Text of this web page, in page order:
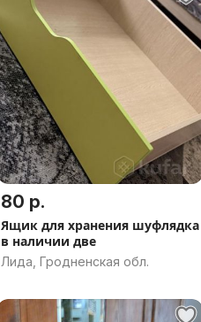
80 р.
Ящик для хранения шуфлядка
в наличии две
Лида, Гродненская обл.